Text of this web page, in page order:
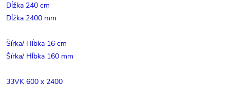
Dĺžka 240 cm
Dĺžka 2400 mm
Šírka/ Hĺbka 16 cm
Šírka/ Hĺbka 160 mm
33VK 600 x 2400